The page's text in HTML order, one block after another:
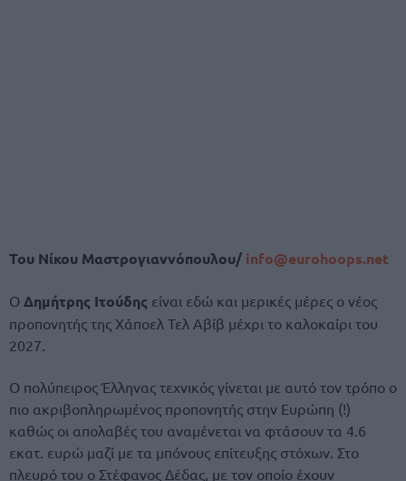
Του Νίκου Μαστρογιαννόπουλου/ info@eurohoops.net
Ο Δημήτρης Ιτούδης είναι εδώ και μερικές μέρες ο νέος
προπονητής της Χάποελ Τελ Αβίβ μέχρι το καλοκαίρι του
2027.
Ο πολύπειρος Έλληνας τεχνικός γίνεται με αυτό τον τρόπο ο
πιο ακριβοπληρωμένος προπονητής στην Ευρώπη (!)
καθώς οι απολαβές του αναμένεται να φτάσουν τα 4.6
εκατ. ευρώ μαζί με τα μπόνους επίτευξης στόχων. Στο
πλευρό του ο Στέφανος Δέδας, με τον οποίο έχουν